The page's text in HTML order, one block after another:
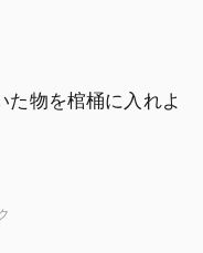
た物を棺桶に入れよ